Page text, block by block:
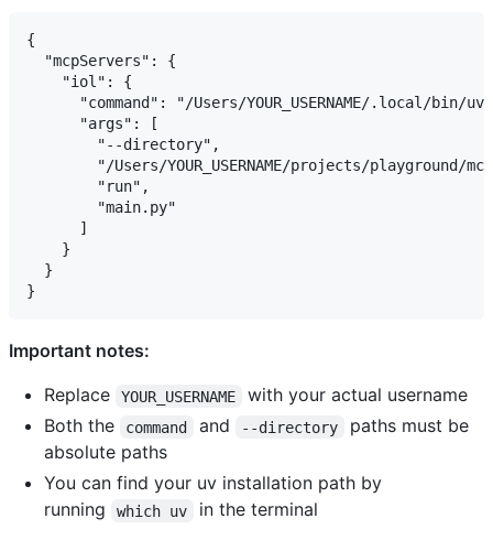
{
  "mcpServers": {
    "iol": {
"command": "/Users/YOUR_USERNAME/.local/bin/
      "args": [
        "--directory",
"/Users/YOUR_USERNAME/projects/playground/
        "run",
        "main.py"
      ]
    }
  }
Important notes:
Replace
YOUR_USERNAME
with your actual username
Both the
command and --directory
paths must be
absolute paths
You can find your uv installation path by
running
which uv in the terminal